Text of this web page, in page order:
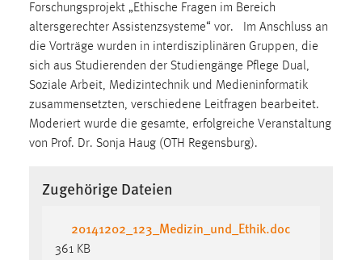
Forschungsprojekt „Ethische Fragen im Bereich
altersgerechter Assistenzsysteme“ vor. Im Anschluss an
die Vorträge wurden in interdisziplinären Gruppen, die
sich aus Studierenden der Studiengänge Pflege Dual,
Soziale Arbeit, Medizintechnik und Medieninformatik
zusammensetzten, verschiedene Leitfragen bearbeitet.
Moderiert wurde die gesamte, erfolgreiche Veranstaltung
von Prof. Dr. Sonja Haug (OTH Regensburg).
Zugehörige Dateien
20141202_123_Medizin_und_Ethik.doc
361 KB
Name:
fe_user, be_user, be_lastLoginProvider
Zweck:
Dieser Cookie ist notwendig um sich an der Website
Cookie Laufzeit:
24 Stunden
Statistik Cookies erfassen Informationen anonym.
Diese Informationen helfen uns zu verstehen, wie